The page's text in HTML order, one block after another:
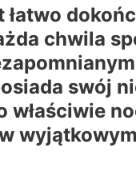
chwila
swój
właściwie